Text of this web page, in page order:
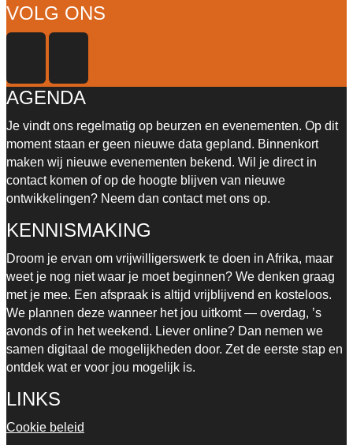
VOLG ONS
AGENDA
Je vindt ons regelmatig op beurzen en evenementen. Op dit
moment staan er geen nieuwe data gepland. Binnenkort
maken wij nieuwe evenementen bekend. Wil je direct in
contact komen of op de hoogte blijven van nieuwe
ontwikkelingen? Neem dan contact met ons op.
KENNISMAKING
Droom je ervan om vrijwilligerswerk te doen in Afrika, maar
weet je nog niet waar je moet beginnen? We denken graag
met je mee. Een afspraak is altijd vrijblijvend en kosteloos.
We plannen deze wanneer het jou uitkomt — overdag, ’s
avonds of in het weekend. Liever online? Dan nemen we
samen digitaal de mogelijkheden door. Zet de eerste stap en
ontdek wat er voor jou mogelijk is.
LINKS
Cookie beleid